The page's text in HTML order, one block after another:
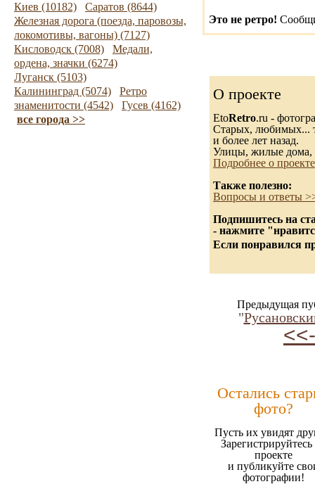
Киев (10182)
Саратов (8644)
Железная дорога (поезда, паровозы,
локомотивы, вагоны) (7127)
Кисловодск (7008)
Медали,
ордена, значки (6274)
Луганск (5103)
Калининград (5074)
Ретро
знаменитости (4542)
Гусев (4162)
все города >>
Это не ретро!
О проекте
EtoRetro.ru -
Старых, любимых...
и более лет назад.
Улицы, жилые дома,
Подробнее о
Также полезно:
Вопросы и ответы
Подпишитесь на
- нажмите
Если понравился
Предыдущая
"
<<-
Остались
фото?
Пусть их увидят
Зарегистрируйтесь
проекте
и публикуйте
фотографии!